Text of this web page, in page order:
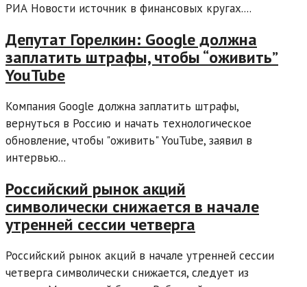
РИА Новости источник в финансовых кругах....
Депутат Горелкин: Google должна
заплатить штрафы, чтобы “оживить”
YouTube
Компания Google должна заплатить штрафы,
вернуться в Россию и начать технологическое
обновление, чтобы "оживить" YouTube, заявил в
интервью...
Российский рынок акций
символически снижается в начале
утренней сессии четверга
Российский рынок акций в начале утренней сессии
четверга символически снижается, следует из